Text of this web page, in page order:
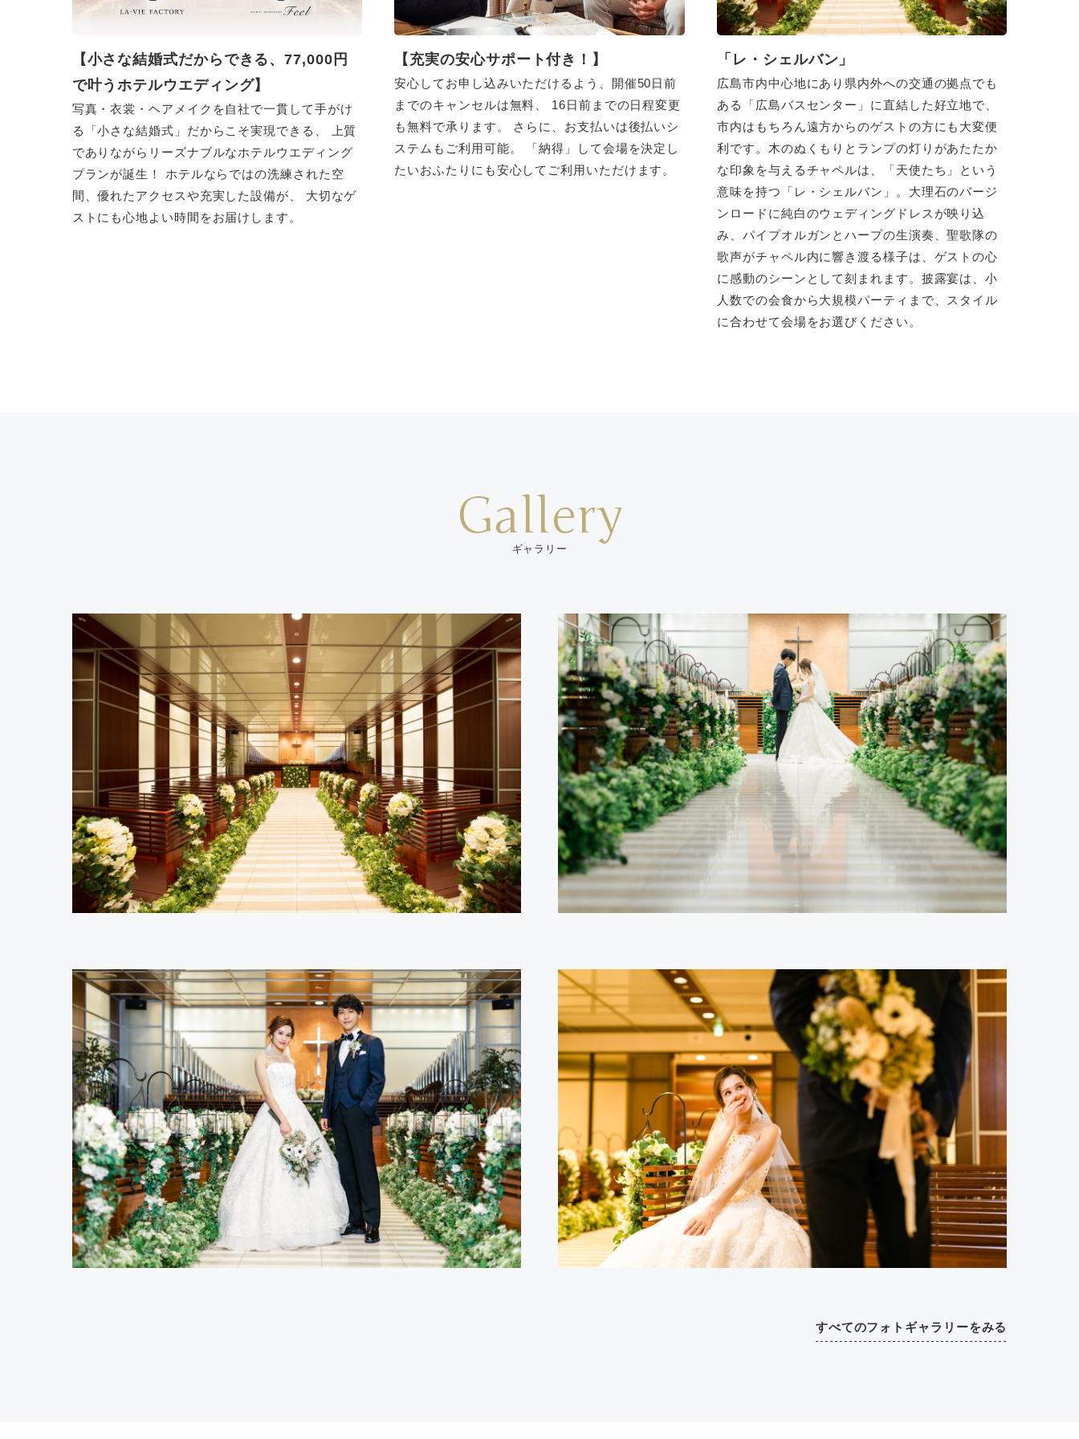
【小さな結婚式だからできる、77,000円
で叶うホテルウエディング】
写真・衣裳・ヘアメイクを自社で一貫して手がけ
る「小さな結婚式」だからこそ実現できる、 上質
でありながらリーズナブルなホテルウエディング
プランが誕生！ ホテルならではの洗練された空
間、優れたアクセスや充実した設備が、 大切なゲ
ストにも心地よい時間をお届けします。
【充実の安心サポート付き！】
安心してお申し込みいただけるよう、開催50日前
までのキャンセルは無料、 16日前までの日程変更
も無料で承ります。 さらに、お支払いは後払いシ
ステムもご利用可能。 「納得」して会場を決定し
たいおふたりにも安心してご利用いただけます。
「レ・シェルバン」
広島市内中心地にあり県内外への交通の拠点でも
ある「広島バスセンター」に直結した好立地で、
市内はもちろん遠方からのゲストの方にも大変便
利です。木のぬくもりとランプの灯りがあたたか
な印象を与えるチャペルは、「天使たち」という
意味を持つ「レ・シェルバン」。大理石のバージ
ンロードに純白のウェディングドレスが映り込
み、パイプオルガンとハープの生演奏、聖歌隊の
歌声がチャペル内に響き渡る様子は、ゲストの心
に感動のシーンとして刻まれます。披露宴は、小
人数での会食から大規模パーティまで、スタイル
に合わせて会場をお選びください。
Gallery
ギャラリー
すべてのフォトギャラリーをみる